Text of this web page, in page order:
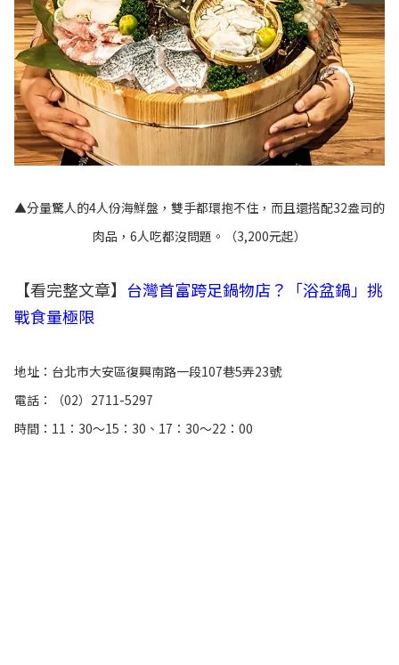
▲分量驚人的4人份海鮮盤，雙手都環抱不住，而且還搭配32盎司的
肉品，6人吃都沒問題。（3,200元起）
【看完整文章】 台灣首富跨足鍋物店？「浴盆鍋」挑
戰食量極限
地址：台北市大安區復興南路一段107巷5弄23號
電話：（02）2711-5297
時間：11：30～15：30、17：30～22：00